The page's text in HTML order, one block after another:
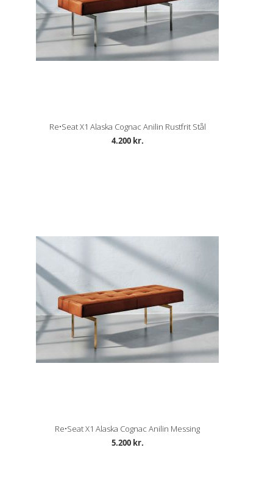
Re•Seat X1 Alaska Cognac Anilin Rustfrit Stål
4.200 kr.
Re•Seat X1 Alaska Cognac Anilin Messing
5.200 kr.